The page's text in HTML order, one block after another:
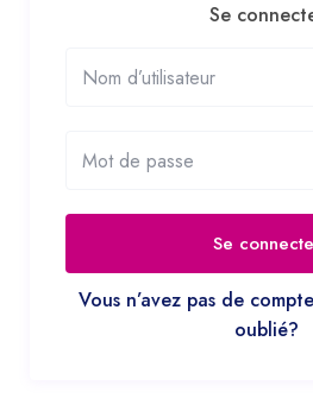
Se
Se
Vous n’avez pas de
oublié?